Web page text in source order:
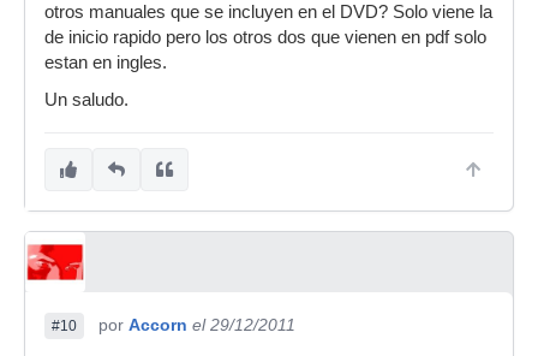
otros manuales que se incluyen en el DVD? Solo viene la
de inicio rapido pero los otros dos que vienen en pdf solo
estan en ingles.
Un saludo.
#10 por Accorn el 29/12/2011